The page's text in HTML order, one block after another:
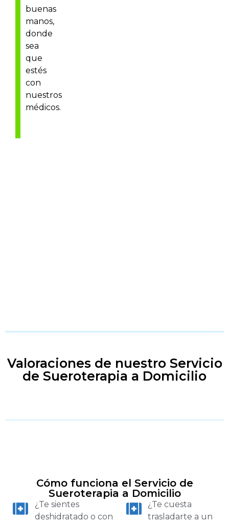
buenas
manos,
donde
sea
que
estés
con
nuestros
médicos.
Valoraciones de nuestro Servicio
de Sueroterapia a Domicilio
Cómo funciona el Servicio de
Sueroterapia a Domicilio
¿Te sientes
deshidratado o con
¿Te cuesta
trasladarte a un